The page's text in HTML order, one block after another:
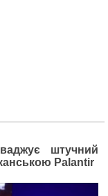
штучний
Palantir